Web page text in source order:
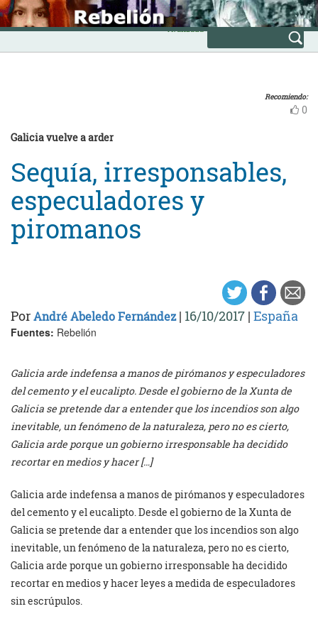
Skip
to
content
INICIO
Avanzada
Recomiendo:
0
Galicia vuelve a arder
Sequía, irresponsables,
especuladores y
piromanos
PorAndré Abeledo Fernández| 16/10/2017 | España
Fuentes: Rebelión
Galicia arde indefensa a manos de pirómanos y especuladores
del cemento y el eucalipto. Desde el gobierno de la Xunta de
Galicia se pretende dar a entender que los incendios son algo
inevitable, un fenómeno de la naturaleza, pero no es cierto,
Galicia arde porque un gobierno irresponsable ha decidido
recortar en medios y hacer […]
Galicia arde indefensa a manos de pirómanos y especuladores
del cemento y el eucalipto. Desde el gobierno de la Xunta de
Galicia se pretende dar a entender que los incendios son algo
inevitable, un fenómeno de la naturaleza, pero no es cierto,
Galicia arde porque un gobierno irresponsable ha decidido
recortar en medios y hacer leyes a medida de especuladores
sin escrúpulos.